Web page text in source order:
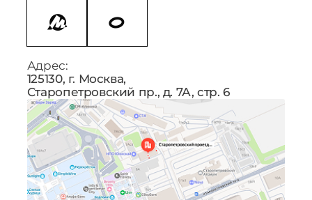
Адрес:
125130, г. Москва,
Старопетровский пр., д. 7А, стр. 6